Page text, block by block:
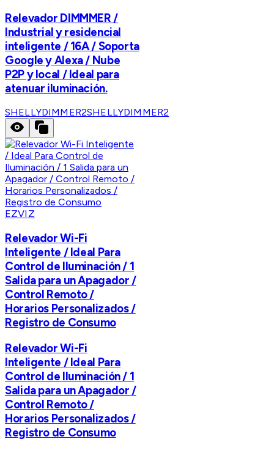
Relevador DIMMMER /
Industrial y residencial
inteligente / 16A / Soporta
Google y Alexa / Nube
P2P y local / Ideal para
atenuar iluminación.
SHELLYDIMMER2SHELLYDIMMER2
EZVIZ
Relevador Wi-Fi
Inteligente / Ideal Para
Control de Iluminación / 1
Salida para un Apagador /
Control Remoto /
Horarios Personalizados /
Registro de Consumo
Relevador Wi-Fi
Inteligente / Ideal Para
Control de Iluminación / 1
Salida para un Apagador /
Control Remoto /
Horarios Personalizados /
Registro de Consumo